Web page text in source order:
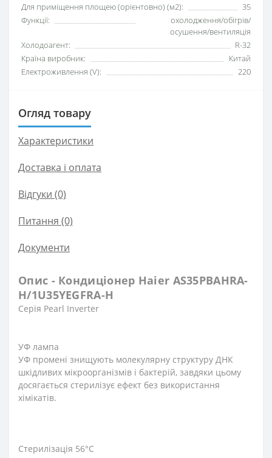
Для приміщення площею (орієнтовно) (м2):
35
Функції:
охолодження/обігрів/
осушення/вентиляція
Xолодоагент:
R-32
Країна виробник:
Китай
Електроживлення (V):
220
Огляд товару
Характеристики
Доставка і оплата
Відгуки (0)
Питання (0)
Документи
Опис - Кондиціонер Haier AS35PBAHRA-
H/1U35YEGFRA-H
Серія Pearl Inverter
УФ лампа
УФ промені знищують молекулярну структуру ДНК
шкідливих мікроорганізмів і бактерій, завдяки цьому
досягається стерилізує ефект без використання
хімікатів.
Стерилізація 56°С